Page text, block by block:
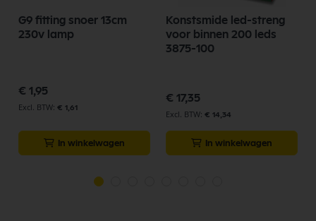
G9 fitting snoer 13cm
230v lamp
€ 1,95
€ 1,61
In winkelwagen
Konstsmide led-streng
voor binnen 200 leds
3875-100
€ 17,35
€ 14,34
In winkelwagen